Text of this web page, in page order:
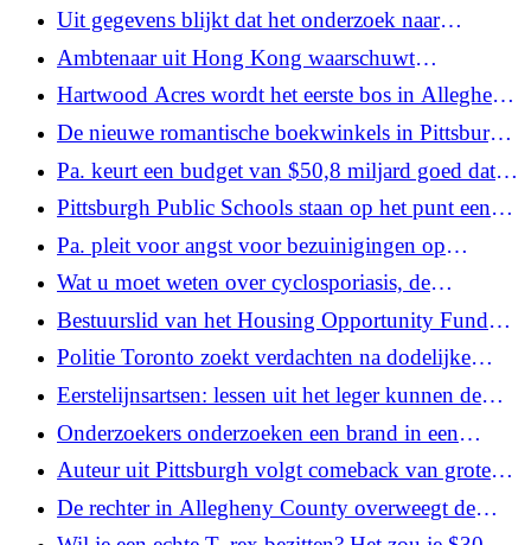
toegankelijkere gezondheidszorg vorm te geven
Uit gegevens blijkt dat het onderzoek naar
ouderenmisbruik door de waakhond geheim werd
gehouden, omdat het kantoor van Shapiro
vertrouwelijkheid claimt
Ambtenaar uit Hong Kong waarschuwt
boekverkopers voor veiligheidsrisico's na invallen
Hartwood Acres wordt het eerste bos in Allegheny
County dat deel uitmaakt van het nationale
netwerk voor oude groei
De nieuwe romantische boekwinkels in Pittsburgh
verkopen meer dan alleen maar gelukkige boeken
Pa. keurt een budget van $50,8 miljard goed dat
meer geld naar de armste scholen stuurt, en slaat
moeilijke beleidsvragen over
Pittsburgh Public Schools staan ​​op het punt een
nieuw aankoopbeleid te voeren na aandringen van
de stadscontroleur
Pa. pleit voor angst voor bezuinigingen op
Medicaid, werkvereisten kunnen gevolgen hebben
voor mensen met ernstige ziekten
Wat u moet weten over cyclosporiasis, de
darmziekte die de VS treft
Bestuurslid van het Housing Opportunity Fund
klaagt de URA van Pittsburgh aan
Politie Toronto zoekt verdachten na dodelijke
schietpartij op festival
Eerstelijnsartsen: lessen uit het leger kunnen de
gaten in de gezondheidszorg op het platteland van
Pa helpen dichten.
Onderzoekers onderzoeken een brand in een
muziekbar in Bangkok waarbij minstens 27
mensen om het leven kwamen
Auteur uit Pittsburgh volgt comeback van grote
zoogdieren in het oosten van de VS
De rechter in Allegheny County overweegt de
verkoop van Mon View, Palisades, betaalbare